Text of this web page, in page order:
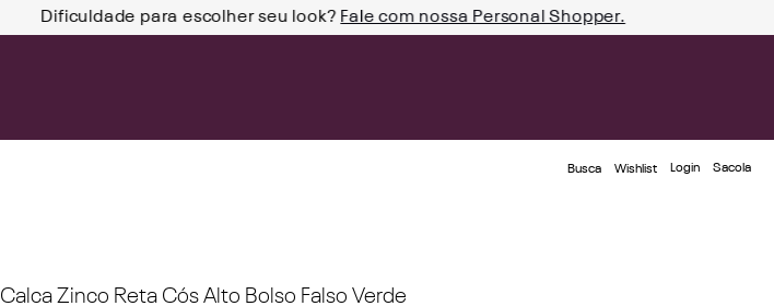
Dificuldade para escolher seu look? Fale com nossa Personal Shopper.
Busca Wishlist Login
Calca Zinco Reta Cós Alto Bolso Falso Verde